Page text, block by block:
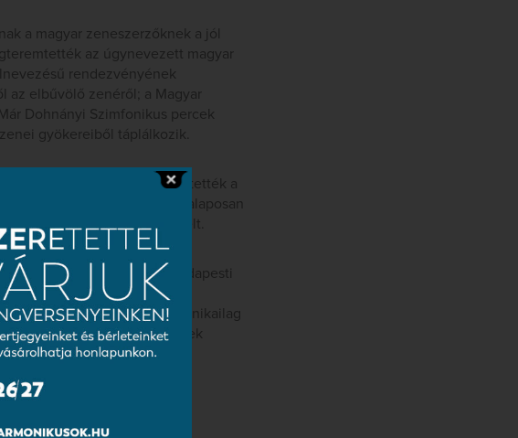
a magyar zeneszerzőknek a jól
az úgynevezett magyar
rendezvényének
az elbűvölő zenéről; a Magyar
Dohnányi Szimfonikus percek
gyökereiből táplálkozik.
szintén hallhatóvá tették a
Zsolt temperamentumos, alaposan
és zenélési kedvet követelt.
volt a fiatal budapesti
Bartók és a magyar nép
formálta hangszerén a technikailag
perfekció egységét, amelynek
az előadók.